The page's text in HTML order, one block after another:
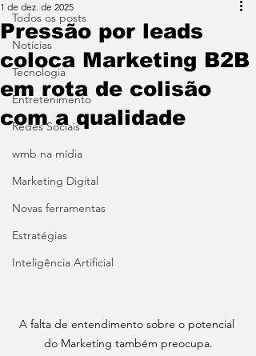
Todos os posts
Notícias
Tecnologia
Entretenimento
Redes Sociais
wmb na mídia
Marketing Digital
Novas ferramentas
Estratégias
Inteligência Artificial
Pressão por leads
coloca Marketing B2B
em rota de colisão
com a qualidade
1 de dez. de 2025
A falta de entendimento sobre o potencial
do Marketing também preocupa.